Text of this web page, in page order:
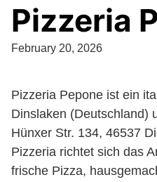
Pizzeria
February 20, 2026
Pizzeria Pepone ist ein
Dinslaken (Deutschland)
Hünxer Str. 134, 46537
Pizzeria richtet sich das
frische Pizza,